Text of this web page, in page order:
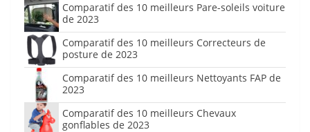
Comparatif des 10 meilleurs Pare-soleils voiture
de 2023
Comparatif des 10 meilleurs Correcteurs de
posture de 2023
Comparatif des 10 meilleurs Nettoyants FAP de
2023
Comparatif des 10 meilleurs Chevaux
gonflables de 2023